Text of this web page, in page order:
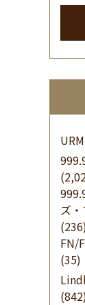
ズ
FN/
(35)